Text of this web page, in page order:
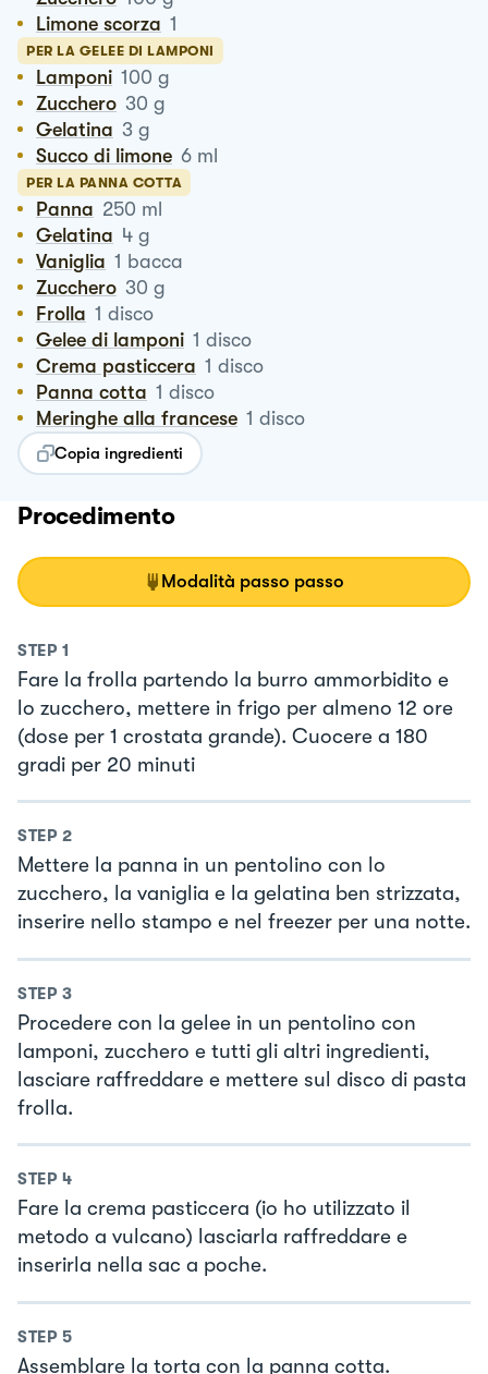
Limone scorza 1
PER LA GELEE DI LAMPONI
Lamponi 100 g
Zucchero 30 g
Gelatina 3 g
Succo di limone 6 ml
PER LA PANNA COTTA
Panna 250 ml
Gelatina 4 g
Vaniglia 1 bacca
Zucchero 30 g
Frolla 1 disco
Gelee di lamponi 1 disco
Crema pasticcera 1 disco
Panna cotta 1 disco
Meringhe alla francese 1 disco
Copia ingredienti
Procedimento
Modalità passo passo
STEP 1
Fare la frolla partendo la burro ammorbidito e
lo zucchero, mettere in frigo per almeno 12 ore
(dose per 1 crostata grande). Cuocere a 180
gradi per 20 minuti
STEP 2
Mettere la panna in un pentolino con lo
zucchero, la vaniglia e la gelatina ben strizzata,
inserire nello stampo e nel freezer per una notte.
STEP 3
Procedere con la gelee in un pentolino con
lamponi, zucchero e tutti gli altri ingredienti,
lasciare raffreddare e mettere sul disco di pasta
frolla.
STEP 4
Fare la crema pasticcera (io ho utilizzato il
metodo a vulcano) lasciarla raffreddare e
inserirla nella sac a poche.
STEP 5
Assemblare la torta con la panna cotta.